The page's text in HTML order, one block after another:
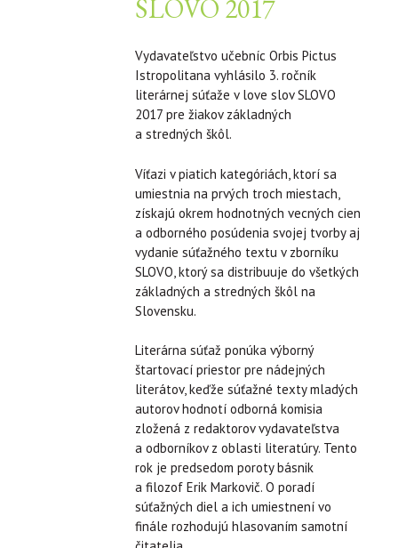
SLOVO 2017
Vydavateľstvo učebníc Orbis Pictus
Istropolitana vyhlásilo 3. ročník
literárnej súťaže v love slov SLOVO
2017 pre žiakov základných
a stredných škôl.
Víťazi v piatich kategóriách, ktorí sa
umiestnia na prvých troch miestach,
získajú okrem hodnotných vecných cien
a odborného posúdenia svojej tvorby aj
vydanie súťažného textu v zborníku
SLOVO, ktorý sa distribuuje do všetkých
základných a stredných škôl na
Slovensku.
Literárna súťaž ponúka výborný
štartovací priestor pre nádejných
literátov, keďže súťažné texty mladých
autorov hodnotí odborná komisia
zložená z redaktorov vydavateľstva
a odborníkov z oblasti literatúry. Tento
rok je predsedom poroty básnik
a filozof Erik Markovič. O poradí
súťažných diel a ich umiestnení vo
finále rozhodujú hlasovaním samotní